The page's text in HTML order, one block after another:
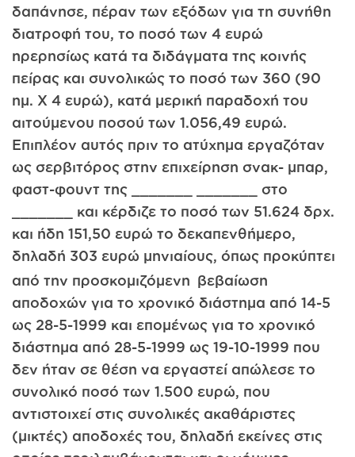
δαπάνησε, πέραν των εξόδων για τη συνήθη
διατροφή του, το ποσό των 4 ευρώ
ηρερησίως κατά τα διδάγματα της κοινής
πείρας και συνολικώς το ποσό των 360 (90
ημ. X 4 ευρώ), κατά μερική παραδοχή του
αιτούμενου ποσού των 1.056,49 ευρώ.
Επιπλέον αυτός πριν το ατύχημα εργαζόταν
ως σερβιτόρος στην επιχείρηση σνακ- μπαρ,
φαστ-φουντ της _______ _______ στο
_______ και κέρδιζε το ποσό των 51.624 δρχ.
και ήδη 151,50 ευρώ το δεκαπενθήμερο,
δηλαδή 303 ευρώ μηνιαίους, όπως προκύπτει
από την προσκομιζόμενη βεβαίωση
αποδοχών για το χρονικό διάστημα από 14-5
ως 28-5-1999 και επομένως για το χρονικό
διάστημα από 28-5-1999 ως 19-10-1999 που
δεν ήταν σε θέση να εργαστεί απώλεσε το
συνολικό ποσό των 1.500 ευρώ, που
αντιστοιχεί στις συνολικές ακαθάριστες
(μικτές) αποδοχές του, δηλαδή εκείνες στις